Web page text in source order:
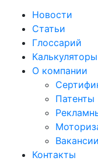
Новости
Статьи
Глоссарий
Калькуляторы
О компании
Патенты
Вакансии
Контакты